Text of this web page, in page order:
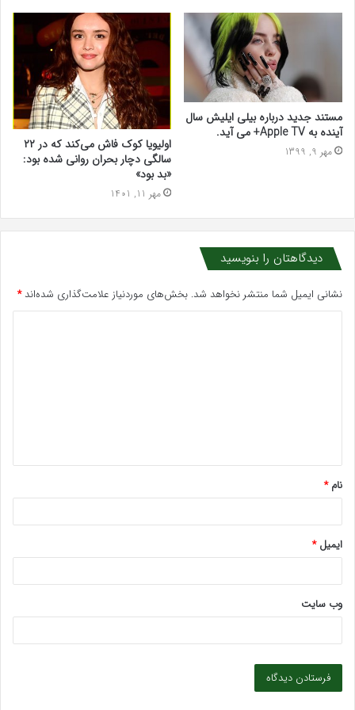
مستند جدید درباره بیلی ایلیش سال
آینده به Apple TV+ می آید.
مهر 9, 1399
اولیویا کوک فاش می‌کند که در ۲۲
سالگی دچار بحران روانی شده بود:
«بد بود»
مهر 11, 1401
دیدگاهتان را بنویسید
نشانی ایمیل شما منتشر نخواهد شد. بخش‌های موردنیاز علامت‌گذاری شده‌اند*
*
نام*
ایمیل*
وب‌ سایت